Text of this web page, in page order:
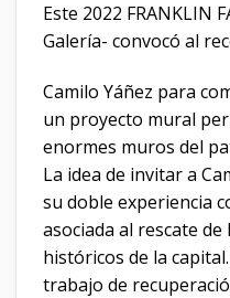
Este 2022 FRANKLIN
Galería- convocó al
Camilo Yáñez para
un proyecto mural
enormes muros del
La idea de invitar a
su doble experiencia
asociada al rescate
históricos de la
trabajo de